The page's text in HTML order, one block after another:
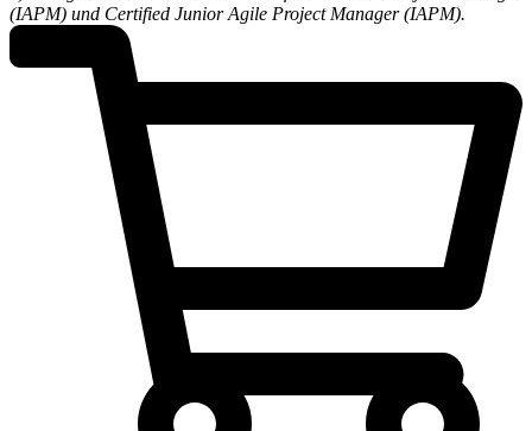
(IAPM) und Certified Junior Agile Project Manager (IAPM).